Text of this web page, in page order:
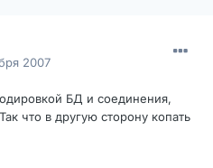
2007
БД и соединения,
что в другую сторону копать